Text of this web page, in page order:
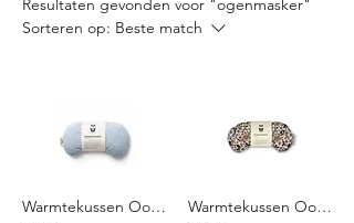
Resultaten gevonden voor "ogenmasker"
Sorteren op: Beste match
Warmtekussen Oogmasker - Blauw Warmtekussen Oogmasker - Bruine bloemen